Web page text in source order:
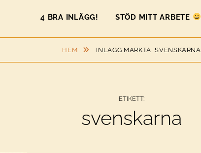
4 BRA INLÄGG! STÖD MITT ARBETE
HEM INLÄGG MÄRKTASVENSKARNA
ETIKETT:
svenskarna